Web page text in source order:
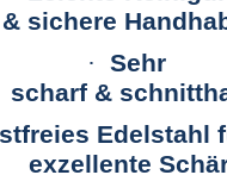
& sichere
· Sehr
scharf &
Edelstahl
exzellente